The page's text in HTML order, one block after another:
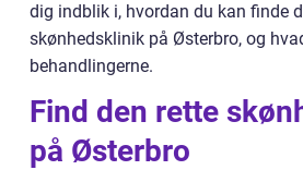
dig indblik i, hvordan du kan finde
skønhedsklinik på Østerbro, og
behandlingerne.
Find den rette
på Østerbro